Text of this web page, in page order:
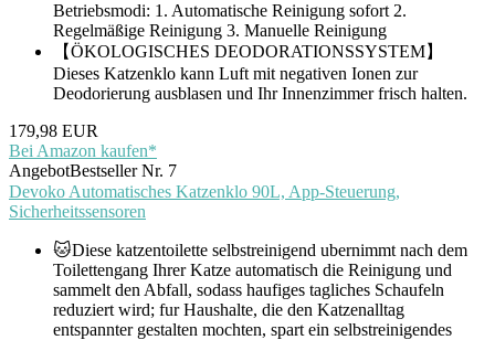
Betriebsmodi: 1. Automatische Reinigung sofort 2.
Regelmäßige Reinigung 3. Manuelle Reinigung
【ÖKOLOGISCHES DEODORATIONSSYSTEM】
Dieses Katzenklo kann Luft mit negativen Ionen zur
Deodorierung ausblasen und Ihr Innenzimmer frisch halten.
179,98 EUR
Bei Amazon kaufen*
AngebotBestseller Nr. 7
Devoko Automatisches Katzenklo 90L, App-Steuerung,
Sicherheitssensoren
🐱Diese katzentoilette selbstreinigend ubernimmt nach dem
Toilettengang Ihrer Katze automatisch die Reinigung und
sammelt den Abfall, sodass haufiges tagliches Schaufeln
reduziert wird; fur Haushalte, die den Katzenalltag
entspannter gestalten mochten, spart ein selbstreinigendes